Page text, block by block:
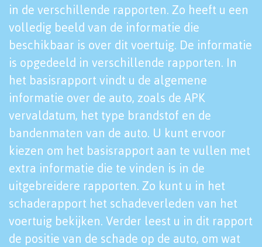
in de verschillende rapporten. Zo heeft u een
volledig beeld van de informatie die
beschikbaar is over dit voertuig. De informatie
is opgedeeld in verschillende rapporten. In
het basisrapport vindt u de algemene
informatie over de auto, zoals de APK
vervaldatum, het type brandstof en de
bandenmaten van de auto. U kunt ervoor
kiezen om het basisrapport aan te vullen met
extra informatie die te vinden is in de
uitgebreidere rapporten. Zo kunt u in het
schaderapport het schadeverleden van het
voertuig bekijken. Verder leest u in dit rapport
de positie van de schade op de auto, om wat